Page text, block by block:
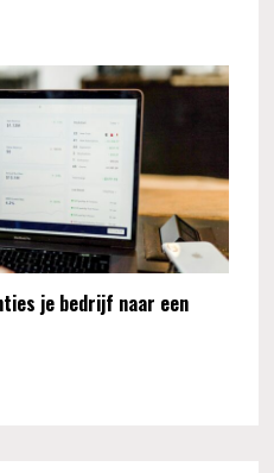
je bedrijf naar een